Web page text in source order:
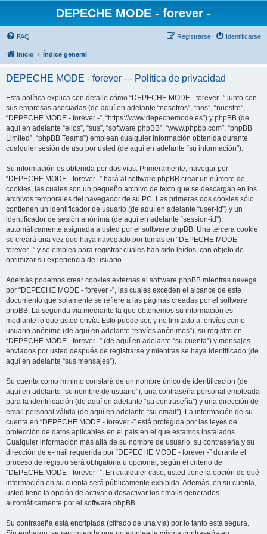
DEPECHE MODE - forever -
FAQ Identificarse
Registrarse
Inicio Índice general
DEPECHE MODE - forever - - Política de privacidad
Esta política explica con detalle cómo “DEPECHE MODE - forever -” junto con
sus empresas asociadas (de aquí en adelante “nosotros”, “nos”, “nuestro”,
“DEPECHE MODE - forever -”, “https://www.depechemode.es”) y phpBB (de
aquí en adelante “ellos”, “sus”, “software phpBB”, “www.phpbb.com”, “phpBB
Limited”, “phpBB Teams”) emplean cualquier información obtenida durante
cualquier sesión de uso por usted (de aquí en adelante “su información”).
Su información es obtenida por dos vías. Primeramente, navegar por
“DEPECHE MODE - forever -” hará al software phpBB crear un número de
cookies, las cuales son un pequeño archivo de texto que se descargan en los
archivos temporales del navegador de su PC. Las primeras dos cookies sólo
contienen un identificador de usuario (de aquí en adelante “user-id”) y un
identificador de sesión anónima (de aquí en adelante “session-id”),
automáticamente asignada a usted por el software phpBB. Una tercera cookie
se creará una vez que haya navegado por temas en “DEPECHE MODE -
forever -” y se emplea para registrar cuales han sido leídos, con objeto de
optimizar su experiencia de usuario.
Además podemos crear cookies externas al software phpBB mientras navega
por “DEPECHE MODE - forever -”, las cuales exceden el alcance de este
documento que solamente se refiere a las páginas creadas por el software
phpBB. La segunda vía mediante la que obtenemos su información es
mediante lo que usted envía. Esto puede ser, y no limitado a: envíos como
usuario anónimo (de aquí en adelante “envíos anónimos”), su registro en
“DEPECHE MODE - forever -” (de aquí en adelante “su cuenta”) y mensajes
enviados por usted después de registrarse y mientras se haya identificado (de
aquí en adelante “sus mensajes”).
Su cuenta como mínimo constará de un nombre único de identificación (de
aquí en adelante “su nombre de usuario”), una contraseña personal empleada
para la identificación (de aquí en adelante “su contraseña”) y una dirección de
email personal válida (de aquí en adelante “su email”). La información de su
cuenta en “DEPECHE MODE - forever -” está protegida por las leyes de
protección de datos aplicables en el país en el que estamos instalados.
Cualquier información más allá de su nombre de usuario, su contraseña y su
dirección de e-mail requerida por “DEPECHE MODE - forever -” durante el
proceso de registro será obligatoria u opcional, según el criterio de
“DEPECHE MODE - forever -”. En cualquier caso, usted tiene la opción de qué
información en su cuenta será públicamente exhibida. Además, en su cuenta,
usted tiene la opción de activar o desactivar los emails generados
automáticamente por el software phpBB.
Su contraseña está encriptada (cifrado de una vía) por lo tanto está segura.